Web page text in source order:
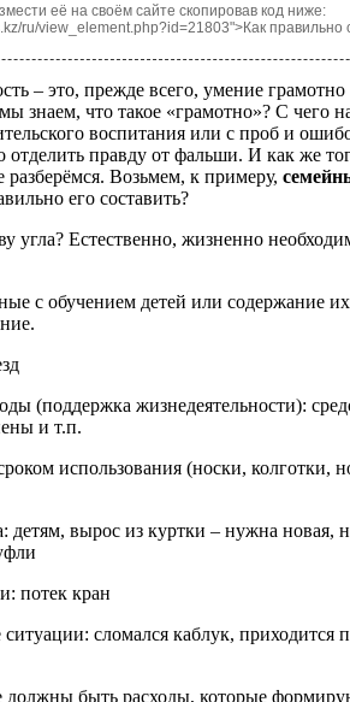
её на своём сайте скопировав код ниже:
ru/view_element.php?id=21803">Как правильно
– это, прежде всего, умение грамотно
знаем, что такое «грамотно»? С чего
воспитания или с проб и
отделить правду от фальши. И как же
разберёмся. Возьмем, к примеру,
его составить?
угла? Естественно, жизненно
с обучением детей или содержание их
(поддержка жизнедеятельности):
и т.п.
использования (носки, колготки,
детям, вырос из куртки – нужна новая,
потек кран
сломался каблук, приходится
должны быть расходы, которые